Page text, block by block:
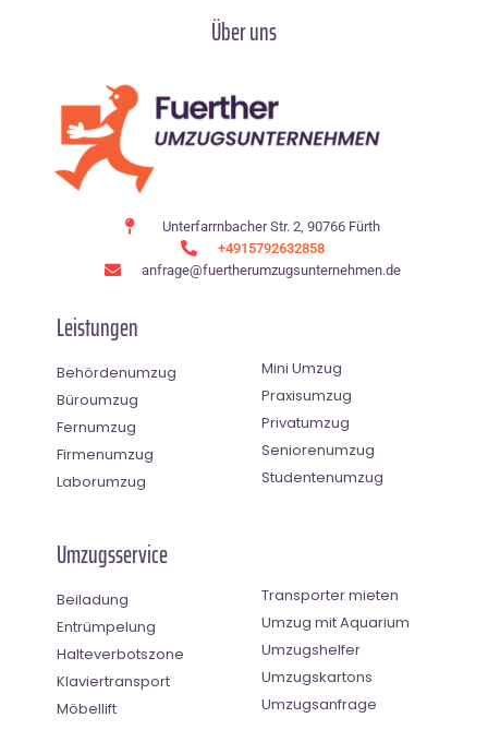
Über uns
Unterfarrnbacher Str. 2, 90766 Fürth
+4915792632858
anfrage@fuertherumzugsunternehmen.de
Leistungen
Behördenumzug
Büroumzug
Fernumzug
Firmenumzug
Laborumzug
Mini Umzug
Praxisumzug
Privatumzug
Seniorenumzug
Studentenumzug
Umzugsservice
Beiladung
Entrümpelung
Halteverbotszone
Klaviertransport
Möbellift
Transporter mieten
Umzug mit Aquarium
Umzugshelfer
Umzugskartons
Umzugsanfrage